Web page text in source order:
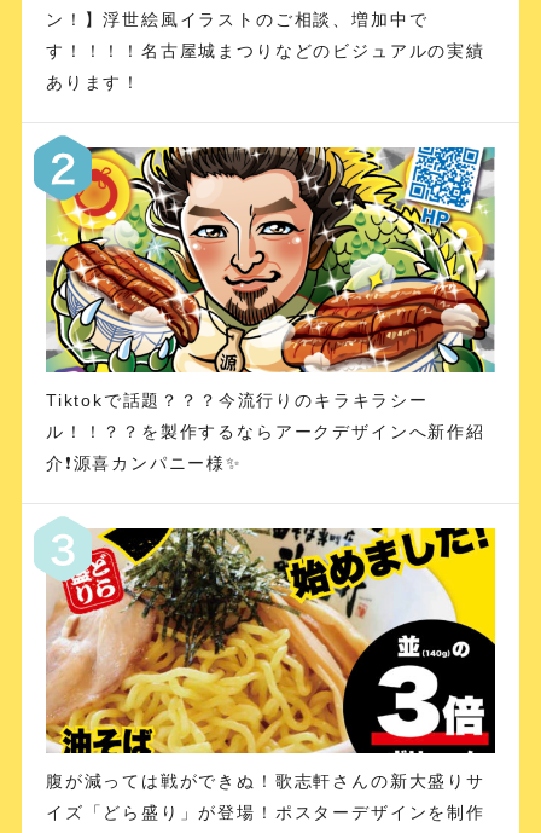
ン！】浮世絵風イラストのご相談、増加中で
す！！！！名古屋城まつりなどのビジュアルの実績
あります！
Tiktokで話題？？？今流行りのキラキラシー
ル！！？？を製作するならアークデザインへ新作紹
介❗️源喜カンパニー様✨
腹が減っては戦ができぬ！歌志軒さんの新大盛りサ
イズ「どら盛り」が登場！ポスターデザインを制作